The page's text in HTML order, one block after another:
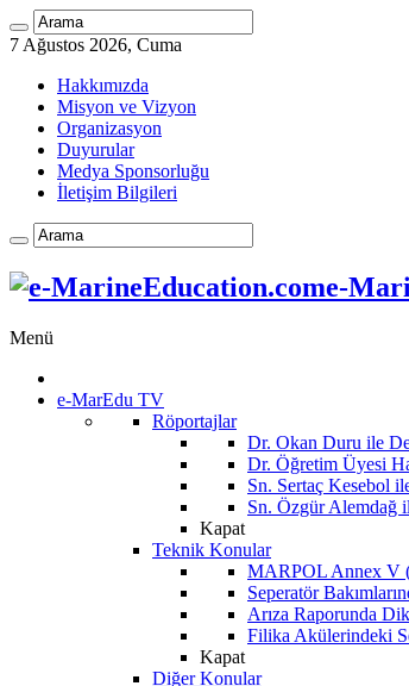
7 Ağustos 2026, Cuma
Hakkımızda
Misyon ve Vizyon
Organizasyon
Duyurular
Medya Sponsorluğu
İletişim Bilgileri
e-
Menü
e-MarEdu TV
Röportajlar
Dr. Okan Duru ile
Dr. Öğretim Üyesi
Sn. Sertaç Kesebol
Sn. Özgür Alemdağ
Kapat
Teknik Konular
MARPOL Annex V
Seperatör
Arıza Raporunda
Filika Akülerindeki
Kapat
Diğer Konular